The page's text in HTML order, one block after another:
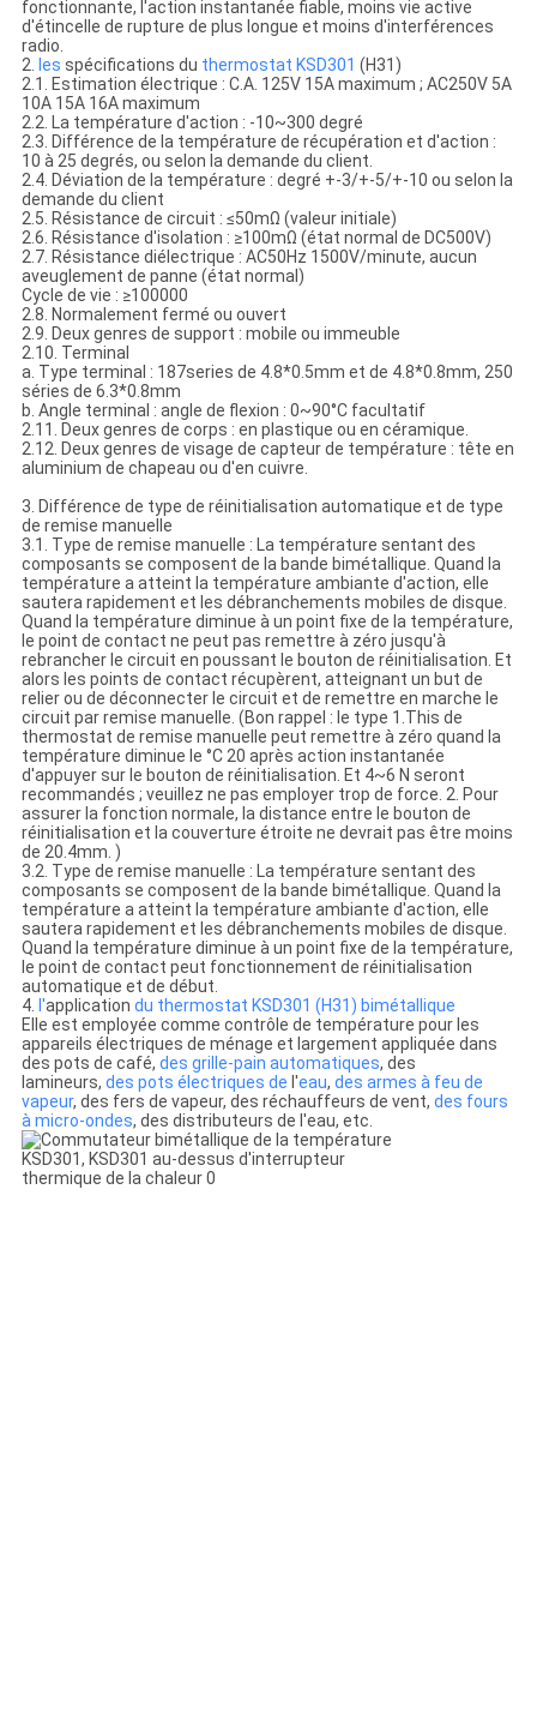
fonctionnante, l'action instantanée fiable, moins vie active
d'étincelle de rupture de plus longue et moins d'interférences
radio.
2. les spécifications du thermostat KSD301 (H31)
2.1. Estimation électrique : C.A. 125V 15A maximum ; AC250V 5A
10A 15A 16A maximum
2.2. La température d'action : -10~300 degré
2.3. Différence de la température de récupération et d'action :
10 à 25 degrés, ou selon la demande du client.
2.4. Déviation de la température : degré +-3/+-5/+-10 ou selon la
demande du client
2.5. Résistance de circuit : ≤50mΩ (valeur initiale)
2.6. Résistance d'isolation : ≥100mΩ (état normal de DC500V)
2.7. Résistance diélectrique : AC50Hz 1500V/minute, aucun
aveuglement de panne (état normal)
Cycle de vie : ≥100000
2.8. Normalement fermé ou ouvert
2.9. Deux genres de support : mobile ou immeuble
2.10. Terminal
a. Type terminal : 187series de 4.8*0.5mm et de 4.8*0.8mm, 250
séries de 6.3*0.8mm
b. Angle terminal : angle de flexion : 0~90°C facultatif
2.11. Deux genres de corps : en plastique ou en céramique.
2.12. Deux genres de visage de capteur de température : tête en
aluminium de chapeau ou d'en cuivre.
3. Différence de type de réinitialisation automatique et de type
de remise manuelle
3.1. Type de remise manuelle : La température sentant des
composants se composent de la bande bimétallique. Quand la
température a atteint la température ambiante d'action, elle
sautera rapidement et les débranchements mobiles de disque.
Quand la température diminue à un point fixe de la température,
le point de contact ne peut pas remettre à zéro jusqu'à
rebrancher le circuit en poussant le bouton de réinitialisation. Et
alors les points de contact récupèrent, atteignant un but de
relier ou de déconnecter le circuit et de remettre en marche le
circuit par remise manuelle. (Bon rappel : le type 1.This de
thermostat de remise manuelle peut remettre à zéro quand la
température diminue le °C 20 après action instantanée
d'appuyer sur le bouton de réinitialisation. Et 4~6 N seront
recommandés ; veuillez ne pas employer trop de force. 2. Pour
assurer la fonction normale, la distance entre le bouton de
réinitialisation et la couverture étroite ne devrait pas être moins
de 20.4mm. )
3.2. Type de remise manuelle : La température sentant des
composants se composent de la bande bimétallique. Quand la
température a atteint la température ambiante d'action, elle
sautera rapidement et les débranchements mobiles de disque.
Quand la température diminue à un point fixe de la température,
le point de contact peut fonctionnement de réinitialisation
automatique et de début.
4. l'application du thermostat KSD301 (H31) bimétallique
Elle est employée comme contrôle de température pour les
appareils électriques de ménage et largement appliquée dans
des pots de café, des grille-pain automatiques, des
lamineurs, des pots électriques de l'eau, des armes à feu de
vapeur, des fers de vapeur, des réchauffeurs de vent, des fours
à micro-ondes, des distributeurs de l'eau, etc.